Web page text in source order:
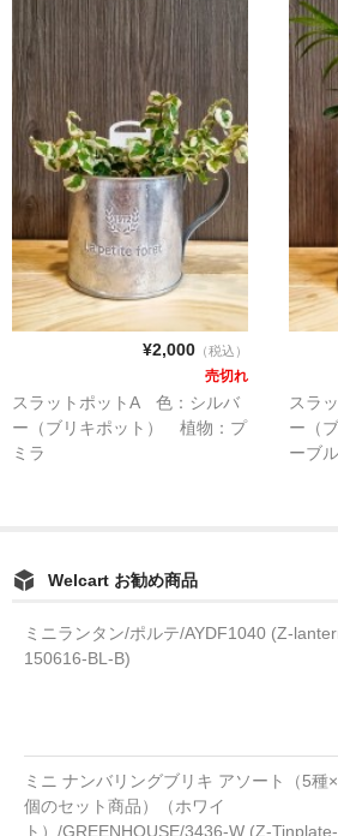
¥2,000（税込）
売切れ
スラットポットA 色：シルバ
ー（ブリキポット） 植物：プ
ミラ
スラ
ー（
ーブ
Welcart お勧め商品
ミニランタン/ポルテ/AYDF1040 (Z-
150616-BL-B)
ミニ ナンバリングブリキ アソート（5種
個のセット商品）（ホワイ
ト）/GREENHOUSE/3436-W (Z-Tinplate-